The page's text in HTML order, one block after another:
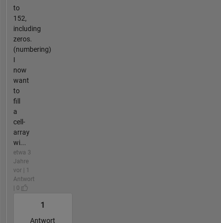
to
152,
including
zeros.
(numbering)
I
now
want
to
fill
a
cell-
array
wi...
etwa 3
Jahre
vor | 1
Antwort
| 0
1
Antwort